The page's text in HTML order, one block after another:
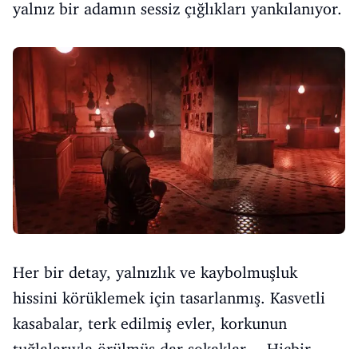
yalnız bir adamın sessiz çığlıkları yankılanıyor.
Her bir detay, yalnızlık ve kaybolmuşluk
hissini körüklemek için tasarlanmış. Kasvetli
kasabalar, terk edilmiş evler, korkunun